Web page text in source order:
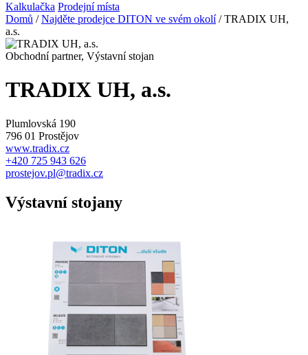
Kalkulačka Prodejní místa
Domů /Najděte prodejce DITON ve svém okolí/TRADIX UH,
a.s.
Obchodní partner, Výstavní stojan
TRADIX UH, a.s.
Plumlovská 190
796 01 Prostějov
www.tradix.cz
+420 725 943 626
prostejov.pl@tradix.cz
Výstavní stojany